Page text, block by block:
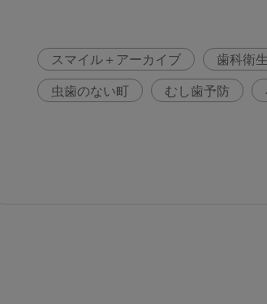
スマイル＋アーカイブ 歯科衛
虫歯のない町 むし歯予防